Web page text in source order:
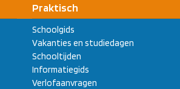
Praktisch
Schoolgids
Vakanties en studiedagen
Schooltijden
Informatiegids
Verlofaanvragen